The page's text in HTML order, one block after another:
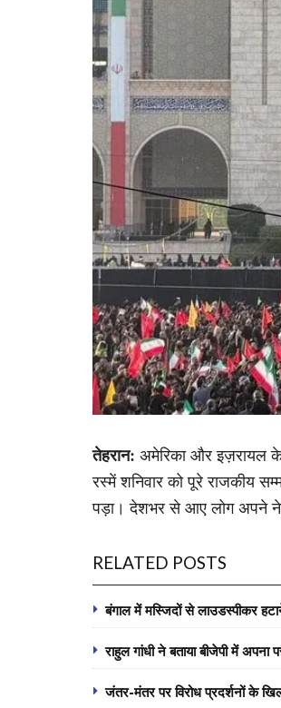
तेहरान: अमेरिका और इज़रायल के
रस्में शनिवार को पूरे राजकीय
पड़ा। देशभर से आए लोग अपने
RELATED POSTS
बंगाल में मस्जिदों से लाउडस्पीकर
राहुल गांधी ने बताया बीजेपी में अपना
जंतर-मंतर पर विरोध प्रदर्शनों के